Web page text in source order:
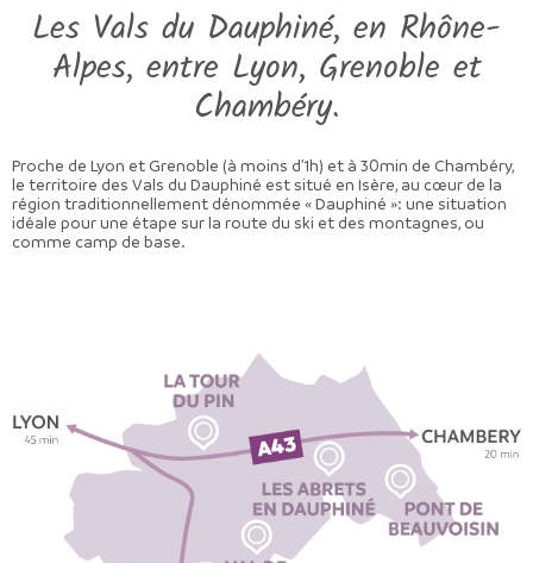
Les Vals du Dauphiné, en Rhône-
Alpes, entre Lyon, Grenoble et
Chambéry.
Proche de Lyon et Grenoble (à moins d’1h) et à 30min de Chambéry,
le territoire des Vals du Dauphiné est situé en Isère, au cœur de la
région traditionnellement dénommée « Dauphiné »: une situation
idéale pour une étape sur la route du ski et des montagnes, ou
comme camp de base.